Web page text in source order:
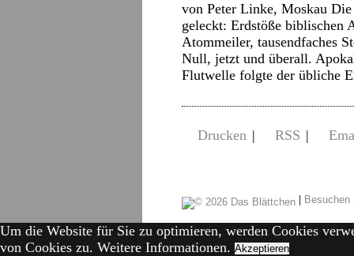
von Peter Linke, Moskau
geleckt: Erdstöße biblischen
Atommeiler, tausendfaches
Null, jetzt und überall.
Flutwelle folgte der übliche
Drucken | RSS |
|
Um die Website für Sie zu optimieren, werden Cookies
von Cookies zu. Weitere Informationen. Akzeptieren